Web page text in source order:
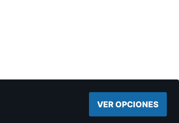
VER OPCIONES